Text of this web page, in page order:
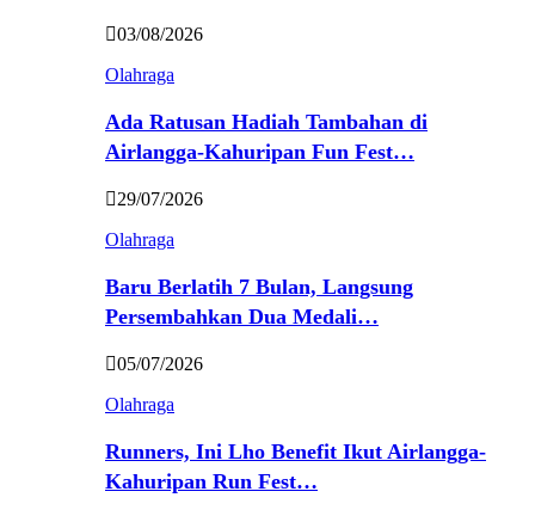
03/08/2026
Olahraga
Ada Ratusan Hadiah Tambahan di
Airlangga-Kahuripan Fun Fest…
29/07/2026
Olahraga
Baru Berlatih 7 Bulan, Langsung
Persembahkan Dua Medali…
05/07/2026
Olahraga
Runners, Ini Lho Benefit Ikut Airlangga-
Kahuripan Run Fest…